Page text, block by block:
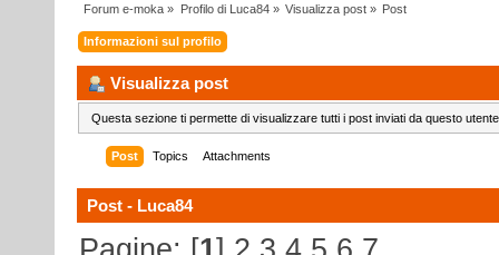
Forum e-moka » Profilo di Luca84» Visualizza post» Post
Informazioni sul profilo
Visualizza post
Questa sezione ti permette di visualizzare tutti i post inviati da questo
Post Topics Attachments
Post - Luca84